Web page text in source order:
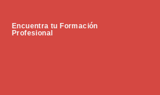
Encuentra tu Formación
Profesional